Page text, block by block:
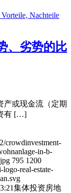
、劣势的比
产或现金流（定期
有 […]
crowdinvestment-
in-b-
795 1200
real-estate-
集体投资房地